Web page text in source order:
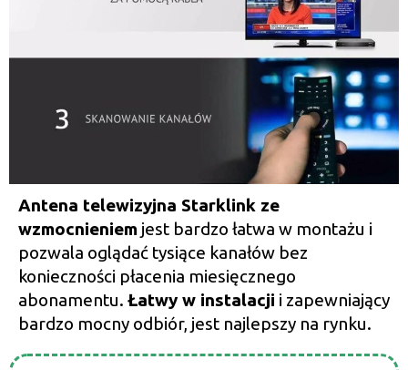
Antena telewizyjna Starklink ze
wzmocnieniem jest bardzo łatwa w montażu i
pozwala oglądać tysiące kanałów bez
konieczności płacenia miesięcznego
abonamentu. Łatwy w instalacji i zapewniający
bardzo mocny odbiór, jest najlepszy na rynku.